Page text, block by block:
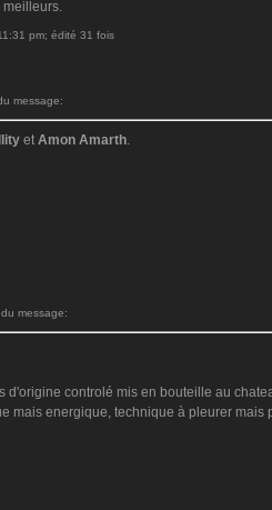
meilleurs.
pm; édité 31 fois
message:
et Amon Amarth.
message:
d'origine controlé mis en bouteille au
mais energique, technique à pleurer mais